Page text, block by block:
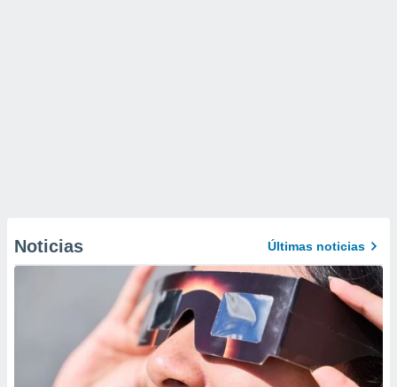
Noticias Últimas noticias